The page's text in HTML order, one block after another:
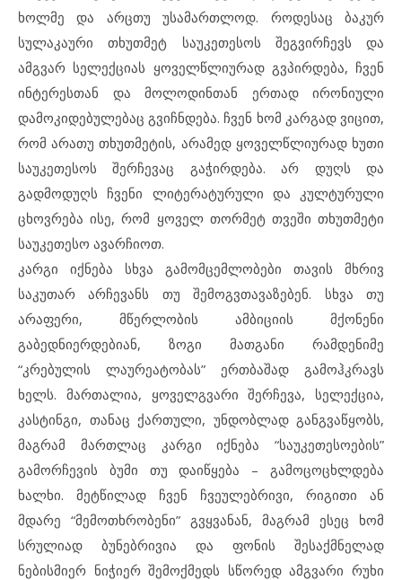
ხოლმე და არცთუ უსამართლოდ. როდესაც ბაკურ
სულაკაური თხუთმეტ საუკეთესოს შეგვირჩევს და
ამგვარ სელექციას ყოველწლიურად გვპირდება, ჩვენ
ინტერესთან და მოლოდინთან ერთად ირონიული
დამოკიდებულებაც გვიჩნდება. ჩვენ ხომ კარგად ვიცით,
რომ არათუ თხუთმეტის, არამედ ყოველწლიურად ხუთი
საუკეთესოს შერჩევაც გაჭირდება. არ დუღს და
გადმოდუღს ჩვენი ლიტერატურული და კულტურული
ცხოვრება ისე, რომ ყოველ თორმეტ თვეში თხუთმეტი
საუკეთესო ავარჩიოთ.
კარგი იქნება სხვა გამომცემლობები თავის მხრივ
საკუთარ არჩევანს თუ შემოგვთავაზებენ. სხვა თუ
არაფერი, მწერლობის ამბიციის მქონენი
გაბედნიერდებიან, ზოგი მათგანი რამდენიმე
“კრებულის ლაურეატობას” ერთბაშად გამოჰკრავს
ხელს. მართალია, ყოველგვარი შერჩევა, სელექცია,
კასტინგი, თანაც ქართული, უნდობლად განგვაწყობს,
მაგრამ მართლაც კარგი იქნება “საუკეთესოების”
გამორჩევის ბუმი თუ დაიწყება – გამოცოცხლდება
ხალხი. მეტწილად ჩვენ ჩვეულებრივი, რიგითი ან
მდარე “მემოთხრობენი” გვყვანან, მაგრამ ესეც ხომ
სრულიად ბუნებრივია და ფონის შესაქმნელად
ნებისმიერ ნიჭიერ შემოქმედს სწორედ ამგვარი რუხი